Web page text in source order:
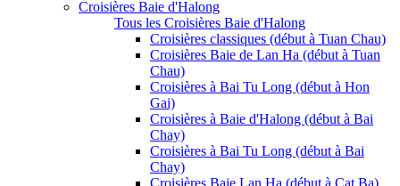
Croisières Baie d'Halong
Tous les Croisières Baie d'Halong
Croisières classiques (début à Tuan Chau)
Croisières Baie de Lan Ha (début à Tuan
Chau)
Croisières à Bai Tu Long (début à Hon
Gai)
Croisières à Baie d'Halong (début à Bai
Chay)
Croisières à Bai Tu Long (début à Bai
Chay)
Croisières Baie Lan Ha (début à Cat Ba)